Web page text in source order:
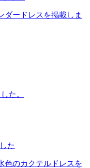
ダードレスを掲載しま
た。
た
色のカクテルドレスを